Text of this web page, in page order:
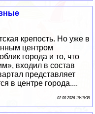
крепость. Но уже в
центром
города и то, что
входил в состав
представляет
в центре города....
02 08 2026 19:19:38